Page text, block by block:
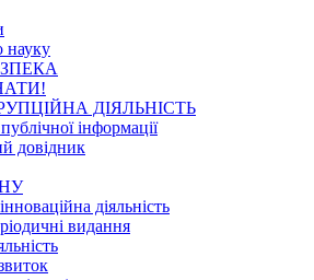
науку
ДІЯЛЬНІСТЬ
інформації
довідник
діяльність
видання